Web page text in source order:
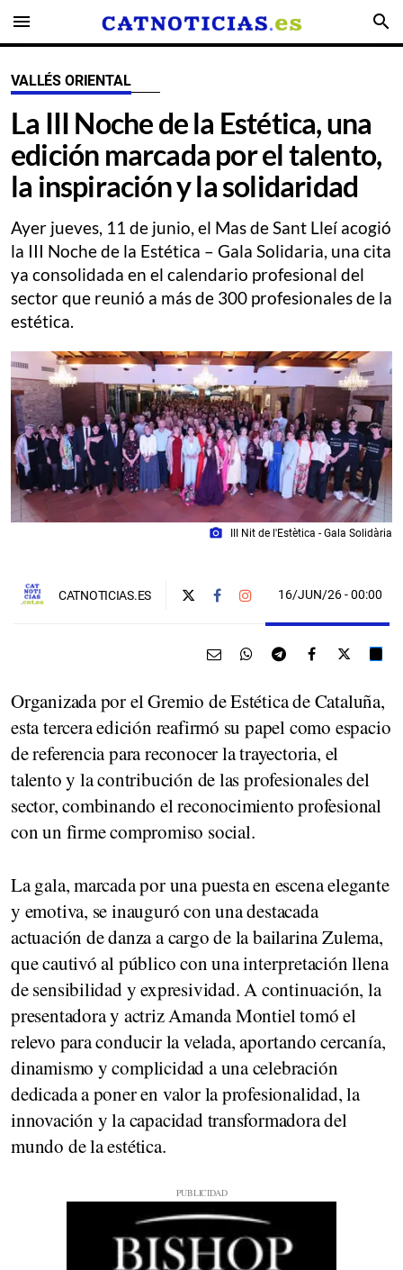
menu search
VALLÉS ORIENTAL
​La III Noche de la Estética, una
edición marcada por el talento,
la inspiración y la solidaridad
Ayer jueves, 11 de junio, el Mas de Sant Lleí acogió
la III Noche de la Estética – Gala Solidaria, una cita
ya consolidada en el calendario profesional del
sector que reunió a más de 300 profesionales de la
estética.
photo_camera III Nit de l'Estètica - Gala Solidària
CATNOTICIAS.ES 16/JUN/26- 00:00
Organizada por el Gremio de Estética de Cataluña,
esta tercera edición reafirmó su papel como espacio
de referencia para reconocer la trayectoria, el
talento y la contribución de las profesionales del
sector, combinando el reconocimiento profesional
con un firme compromiso social.
La gala, marcada por una puesta en escena elegante
y emotiva, se inauguró con una destacada
actuación de danza a cargo de la bailarina Zulema,
que cautivó al público con una interpretación llena
de sensibilidad y expresividad. A continuación, la
presentadora y actriz Amanda Montiel tomó el
relevo para conducir la velada, aportando cercanía,
dinamismo y complicidad a una celebración
dedicada a poner en valor la profesionalidad, la
innovación y la capacidad transformadora del
mundo de la estética.